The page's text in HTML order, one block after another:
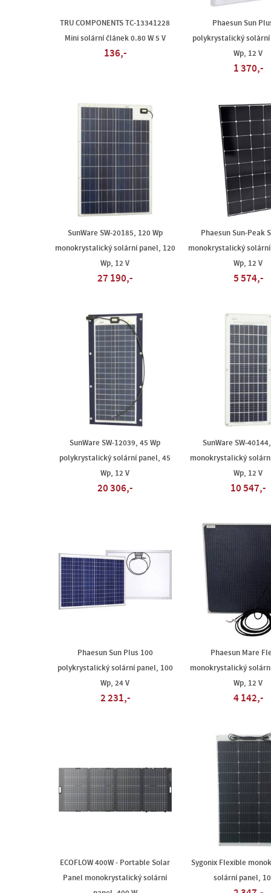
TRU COMPONENTS TC-13341228
Mini solární článek 0.80 W 5 V
136,-
Phaesun Sun
polykrystalický
Wp, 12 V
1 370,-
SunWare SW-20185, 120 Wp
monokrystalický solární panel, 120
Wp, 12 V
27 190,-
Phaesun Sun-Peak
monokrystalický
Wp, 12 V
5 574,-
SunWare SW-12039, 45 Wp
polykrystalický solární panel, 45
Wp, 12 V
20 306,-
SunWare SW-
monokrystalický
Wp, 12 V
10 547,-
Phaesun Sun Plus 100
polykrystalický solární panel, 100
Wp, 24 V
2 231,-
Phaesun Mare
monokrystalický
Wp, 12 V
4 142,-
ECOFLOW 400W - Portable Solar
Panel monokrystalický solární
Sygonix Flexible
solární panel,